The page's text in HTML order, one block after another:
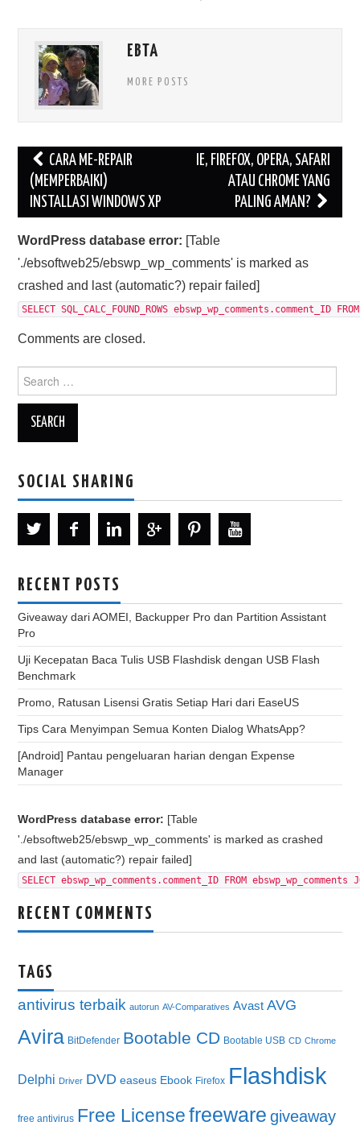
EBTA
MORE POSTS
Post
navigation
CARA ME-REPAIR
(MEMPERBAIKI)
INSTALLASI WINDOWS XP
IE, FIREFOX, OPERA, SAFARI
ATAU CHROME YANG
PALING AMAN?
WordPress database error: [Table
'./ebsoftweb25/ebswp_wp_comments' is marked as
crashed and last (automatic?) repair failed]
SELECT SQL_CALC_FOUND_ROWS
Comments are closed.
for:
SOCIAL SHARING
RECENT POSTS
Giveaway dari AOMEI, Backupper Pro dan Partition Assistant
Pro
Uji Kecepatan Baca Tulis USB Flashdisk dengan USB Flash
Benchmark
Promo, Ratusan Lisensi Gratis Setiap Hari dari EaseUS
Tips Cara Menyimpan Semua Konten Dialog WhatsApp?
[Android] Pantau pengeluaran harian dengan Expense
Manager
WordPress database error: [Table
'./ebsoftweb25/ebswp_wp_comments' is marked as crashed
and last (automatic?) repair failed]
SELECT ebswp_wp_comments.comment_ID FROM
RECENT COMMENTS
TAGS
antivirus terbaik autorun AV-Comparatives Avast AVG
Avira BitDefender Bootable CD Bootable USB CD Chrome
Delphi Driver DVD easeus Ebook Firefox Flashdisk
free antivirus Free License freeware giveaway